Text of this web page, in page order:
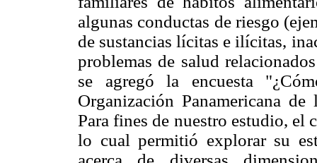
algunas conductas de riesgo
de sustancias lícitas e ilícitas,
problemas de salud
se agregó la encuesta
Organización Panamericana
Para fines de nuestro estudio, el
lo cual permitió explorar su